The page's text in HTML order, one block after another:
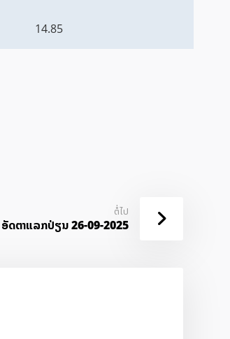
14.85
ຕໍ່ໄປ
ອັດ​ຕາ​ແລກ​ປ່ຽນ 26-09-2025